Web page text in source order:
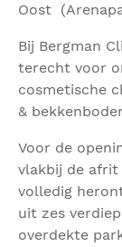
Oost
Bij Bergman
terecht voor
cosmetische
&
Voor de
vlakbij de afrit
volledig
uit zes
overdekte